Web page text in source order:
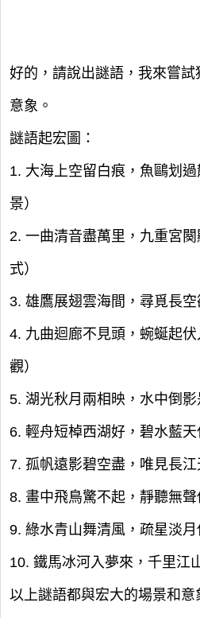
好的，請說出謎語，我來嘗
意象。
謎語起宏圖：
1. 大海上空留白痕，魚鷗划
景）
2. 一曲清音盡萬里，九重宮
式）
3. 雄鷹展翅雲海間，尋覓長空
4. 九曲迴廊不見頭，蜿蜒起
觀）
5. 湖光秋月兩相映，水中倒影
6. 輕舟短棹西湖好，碧水藍天
7. 孤帆遠影碧空盡，唯見長江
8. 畫中飛鳥驚不起，靜聽無聲
9. 綠水青山舞清風，疏星淡月
10. 鐵馬冰河入夢來，千里江
以上謎語都與宏大的場景和意